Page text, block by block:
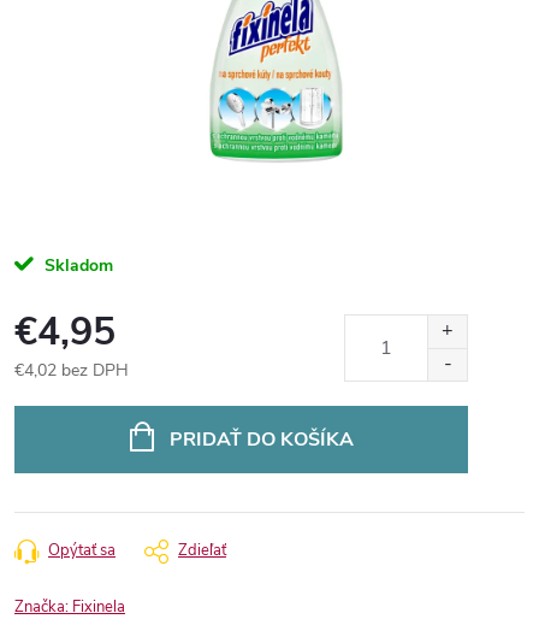
Skladom
€4,95
€4,02 bez DPH
PRIDAŤ DO KOŠÍKA
Opýtať sa Zdieľať
Značka: Fixinela